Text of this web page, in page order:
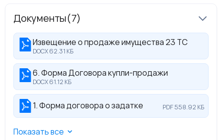
Документы(7)
Извещение о продаже имущества 23 ТС
DOCX 62.31 КБ
6. Форма Договора купли-продажи
DOCX 61.12 КБ
1. Форма договора о задатке PDF 558.92 КБ
Показать все